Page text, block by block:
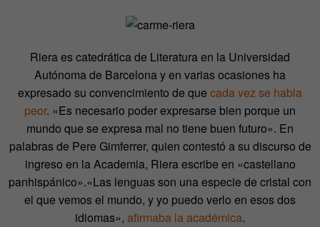
Riera es catedrática de Literatura en la Universidad
Autónoma de Barcelona y en varias ocasiones ha
expresado su convencimiento de que cada vez se habla
peor. «Es necesario poder expresarse bien porque un
mundo que se expresa mal no tiene buen futuro». En
palabras de Pere Gimferrer, quien contestó a su discurso de
ingreso en la Academia, Riera escribe en «castellano
panhispánico».«Las lenguas son una especie de cristal con
el que vemos el mundo, y yo puedo verlo en esos dos
idiomas», afirmaba la académica.